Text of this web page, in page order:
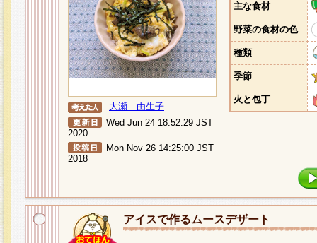
大瀬 由生子
Wed Jun 24 18:52:29 JST
2020
Mon Nov 26 14:25:00 JST
2018
主な食材
野菜の食材の色
種類
季節
火と包丁
アイスで作るムースデザート